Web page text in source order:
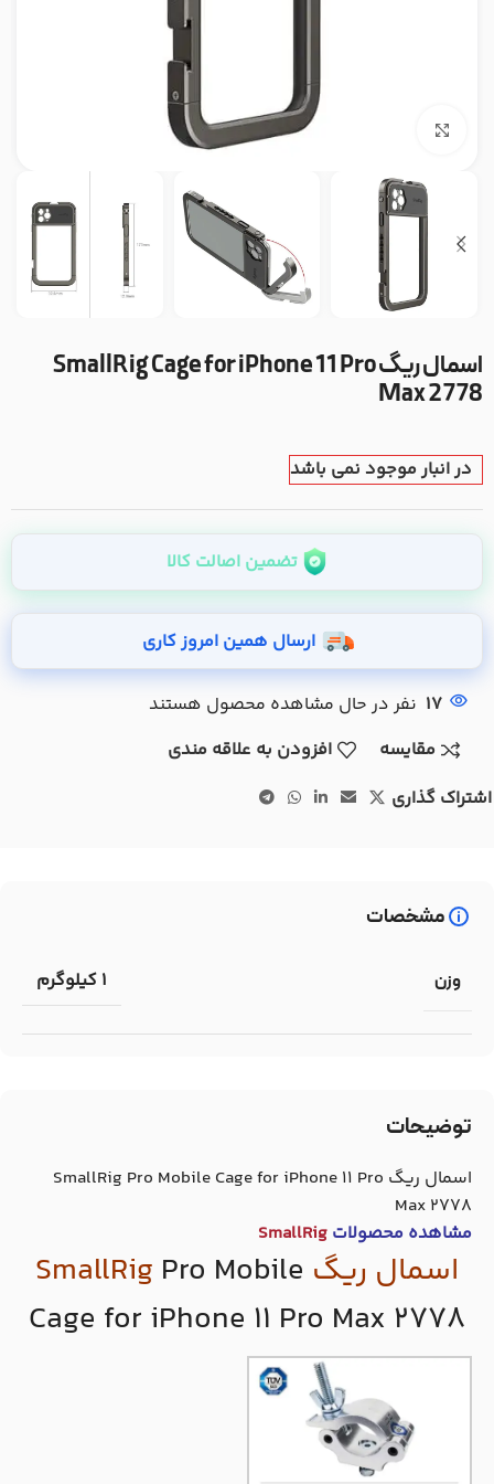
بزرگنمایی تصویر
اسمال ریگ SmallRig Cage for iPhone 11 Pro
Max 2778
در انبار موجود نمی باشد
تضمین اصالت کالا
ارسال همین امروز کاری
17 نفر در حال مشاهده محصول هستند
مقایسه
افزودن به علاقه مندی
اشتراک گذاری
توضیحات
اسمال ریگ SmallRig Pro Mobile Cage for iPhone 11 Pro
Max 2778
مشاهده محصولات SmallRig
اسمال ریگ SmallRig Pro Mobile
Cage for iPhone 11 Pro Max 2778
مشخصات
وزن 1 کیلوگرم